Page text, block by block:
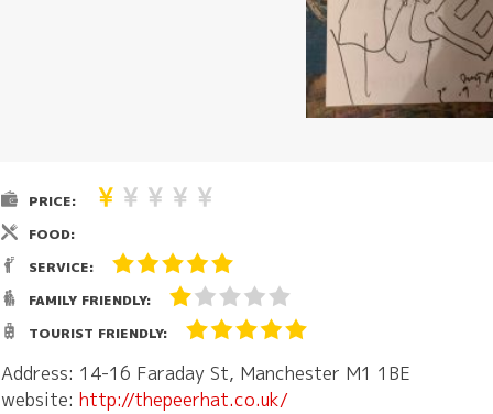
PRICE:
FOOD:
SERVICE:
FAMILY FRIENDLY:
TOURIST FRIENDLY:
Address: 14-16 Faraday St, Manchester M1 1BE
website: http://thepeerhat.co.uk/